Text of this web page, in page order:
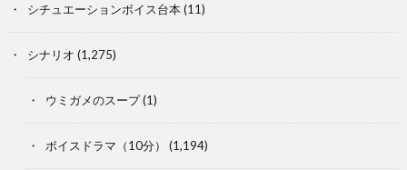
シチュエーションボイス台本(11)
シナリオ (1,275)
ウミガメのスープ(1)
ボイスドラマ（10分） (1,194)